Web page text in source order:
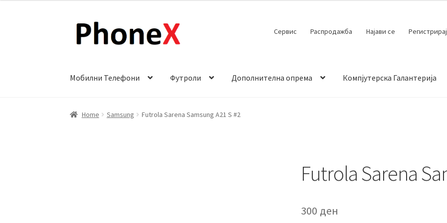
Skip
Skip
Сервис Распродажба Најави се
Мобилни Телефони Футроли Дополнителна опрема Компјутерска Галантерија
Почетна About Sample Page Детали за испорака
Home Samsung Futrola Sarena Samsung A21 S #2
Futrola Sarena
300 ден